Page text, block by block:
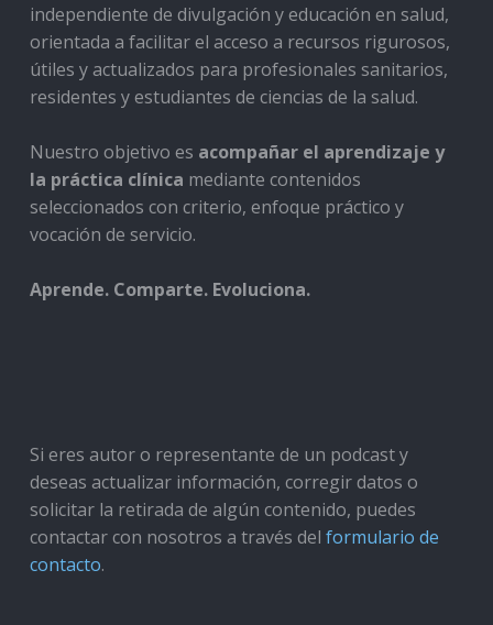
independiente de divulgación y educación en salud,
orientada a facilitar el acceso a recursos rigurosos,
útiles y actualizados para profesionales sanitarios,
residentes y estudiantes de ciencias de la salud.
Nuestro objetivo es acompañar el aprendizaje y
la práctica clínica mediante contenidos
seleccionados con criterio, enfoque práctico y
vocación de servicio.
Aprende. Comparte. Evoluciona.
Si eres autor o representante de un podcast y
deseas actualizar información, corregir datos o
solicitar la retirada de algún contenido, puedes
contactar con nosotros a través del formulario de
contacto.